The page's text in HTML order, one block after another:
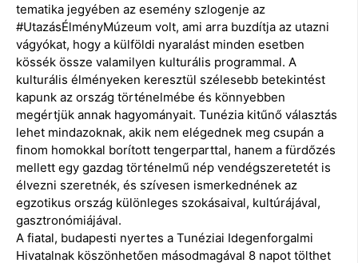
tematika jegyében az esemény szlogenje az
#UtazásÉlményMúzeum volt, ami arra buzdítja az utazni
vágyókat, hogy a külföldi nyaralást minden esetben
kössék össze valamilyen kulturális programmal. A
kulturális élményeken keresztül szélesebb betekintést
kapunk az ország történelmébe és könnyebben
megértjük annak hagyományait. Tunézia kitűnő választás
lehet mindazoknak, akik nem elégednek meg csupán a
finom homokkal borított tengerparttal, hanem a fürdőzés
mellett egy gazdag történelmű nép vendégszeretetét is
élvezni szeretnék, és szívesen ismerkednének az
egzotikus ország különleges szokásaival, kultúrájával,
gasztronómiájával.
A fiatal, budapesti nyertes a Tunéziai Idegenforgalmi
Hivatalnak köszönhetően másodmagával 8 napot tölthet